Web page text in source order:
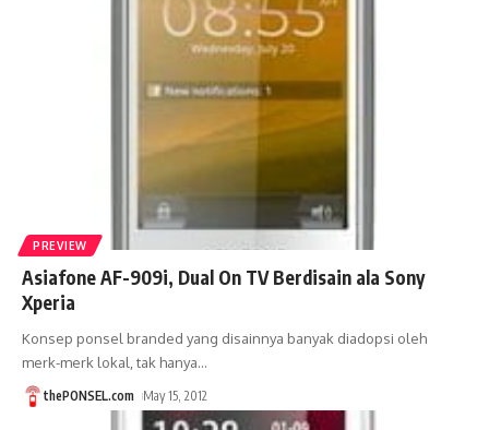
PREVIEW
Asiafone AF-909i, Dual On TV Berdisain ala Sony
Xperia
Konsep ponsel branded yang disainnya banyak diadopsi oleh
merk-merk lokal, tak hanya…
thePONSEL.com May 15, 2012